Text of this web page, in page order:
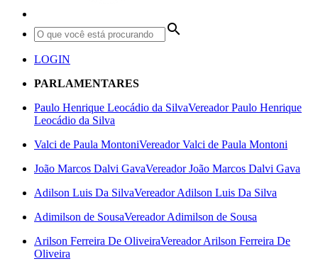
search
LOGIN
PARLAMENTARES
Paulo Henrique Leocádio da SilvaVereador Paulo Henrique
Leocádio da Silva
Valci de Paula MontoniVereador Valci de Paula Montoni
João Marcos Dalvi GavaVereador João Marcos Dalvi Gava
Adilson Luis Da SilvaVereador Adilson Luis Da Silva
Adimilson de SousaVereador Adimilson de Sousa
Arilson Ferreira De OliveiraVereador Arilson Ferreira De
Oliveira